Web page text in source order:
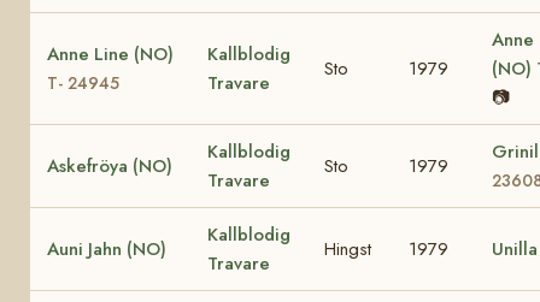
Anne Line (NO)
T- 24945
Kallblodig
Travare
Sto 1979
Anne
(NO)
📷
Askefröya (NO)
Kallblodig
Travare
Sto 1979
Auni Jahn (NO)
Kallblodig
Travare
Hingst 1979